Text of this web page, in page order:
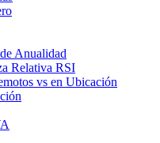
Anualidad
Relativa RSI
vs en Ubicación